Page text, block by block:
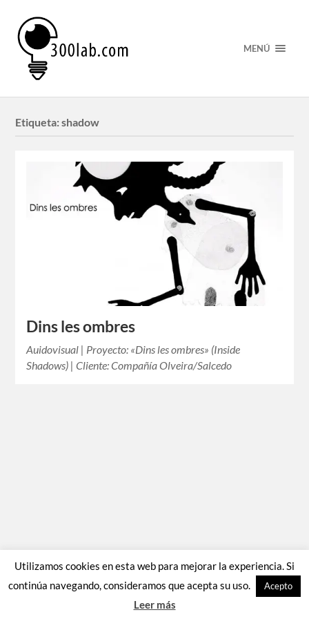
MENÚ
Etiqueta:shadow
Dins les ombres
Auidovisual | Proyecto: «Dins les ombres» (Inside
Shadows) | Cliente: Compañía Olveira/Salcedo
Utilizamos cookies en esta web para mejorar la experiencia. Si
continúa navegando, consideramos que acepta su uso.
Acepto
Leer más